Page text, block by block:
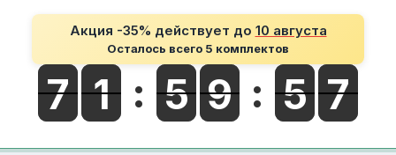
Акция -35% действует до 10 августа
Осталось всего 5 комплектов